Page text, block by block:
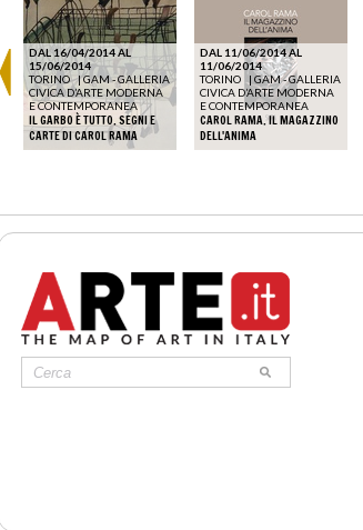
DAL 16/04/2014 AL
15/06/2014
TORINO |GAM - GALLERIA
CIVICA D’ARTE MODERNA
E CONTEMPORANEA
IL GARBO È TUTTO. SEGNI E
CARTE DI CAROL RAMA
DAL 11/06/2014 AL
11/06/2014
TORINO
| GAM - GALLERIA
CIVICA D’ARTE MODERNA
E CONTEMPORANEA
CAROL RAMA. IL MAGAZZINO
DELL'ANIMA